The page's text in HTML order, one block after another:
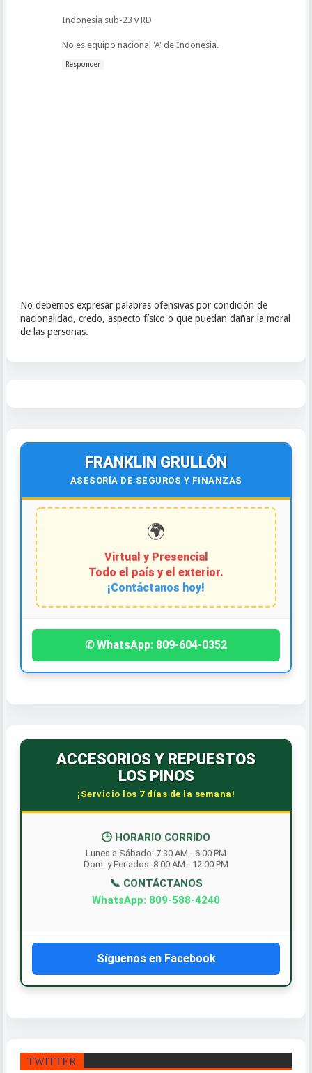
Indonesia sub-23 v RD
No es equipo nacional 'A' de Indonesia.
Responder
No debemos expresar palabras ofensivas por condición de
nacionalidad, credo, aspecto físico o que puedan dañar la moral
de las personas.
FRANKLIN GRULLÓN
ASESORÍA DE SEGUROS Y FINANZAS
🌍
Virtual y Presencial
Todo el país y el exterior.
¡Contáctanos hoy!
✆ WhatsApp: 809-604-0352
ACCESORIOS Y REPUESTOS
LOS PINOS
¡Servicio los 7 días de la semana!
Lunes a Sábado: 7:30 AM - 6:00 PM
Dom. y Feriados: 8:00 AM - 12:00 PM
📞 CONTÁCTANOS
WhatsApp: 809-588-4240
Síguenos en Facebook
TWITTER